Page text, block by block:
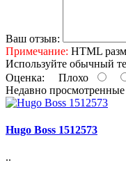
Ваш отзыв:
Примечание: HTML
Используйте обычный
Оценка: Плохо
Недавно просмотренные
Hugo Boss 1512573
..